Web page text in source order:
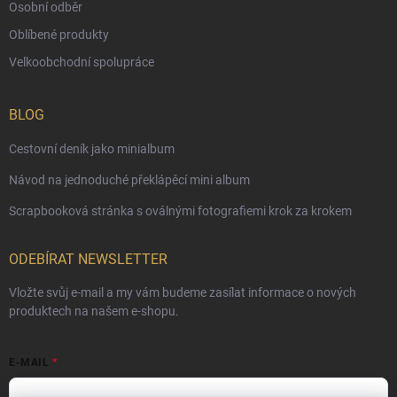
Osobní odběr
Oblíbené produkty
Velkoobchodní spolupráce
BLOG
Cestovní deník jako minialbum
Návod na jednoduché překlápěcí mini album
Scrapbooková stránka s oválnými fotografiemi krok za krokem
ODEBÍRAT NEWSLETTER
Vložte svůj e-mail a my vám budeme zasílat informace o nových
produktech na našem e-shopu.
E-MAIL